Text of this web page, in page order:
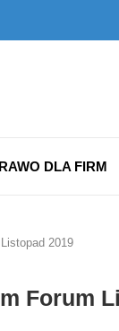
DLA FIRM
2019
Forum